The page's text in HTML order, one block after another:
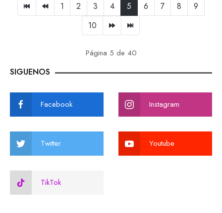
1 2 3 4 5 6 7 8
9
10
Página 5 de 40
SIGUENOS
Facebook Instagram
Twitter Youtube
TikTok